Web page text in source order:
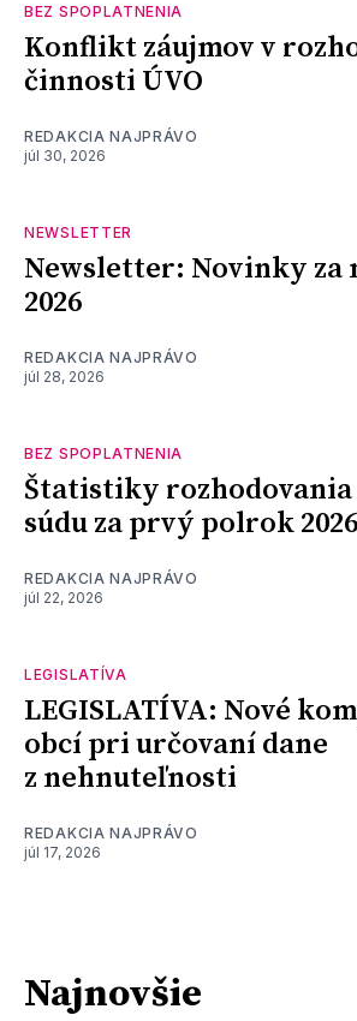
BEZ SPOPLATNENIA
Konflikt záujmov v
činnosti ÚVO
REDAKCIA NAJPRÁVO
júl 30, 2026
NEWSLETTER
Newsletter: Novinky za
2026
REDAKCIA NAJPRÁVO
júl 28, 2026
BEZ SPOPLATNENIA
Štatistiky rozhodovania
súdu za prvý polrok 2026
REDAKCIA NAJPRÁVO
júl 22, 2026
LEGISLATÍVA
LEGISLATÍVA: Nové
obcí pri určovaní dane
z nehnuteľnosti
REDAKCIA NAJPRÁVO
júl 17, 2026
Najnovšie